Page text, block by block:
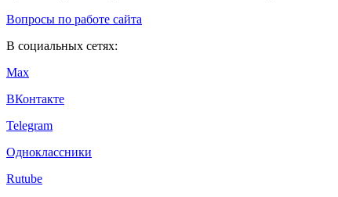
Вопросы по работе сайта
В социальных сетях:
Max
ВКонтакте
Telegram
Одноклассники
Rutube